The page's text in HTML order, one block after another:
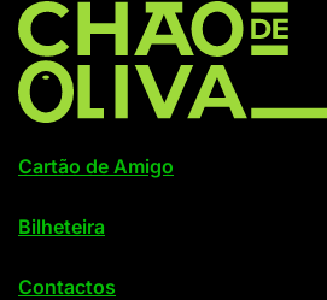
Cartão de Amigo
Bilheteira
Contactos